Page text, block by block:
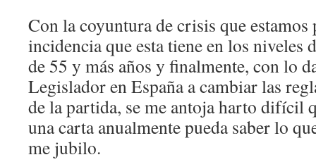
Con la coyuntura de crisis que estamos
incidencia que esta tiene en los niveles
de 55 y más años y finalmente, con lo
Legislador en España a cambiar las
de la partida, se me antoja harto difícil
una carta anualmente pueda saber lo
me jubilo.